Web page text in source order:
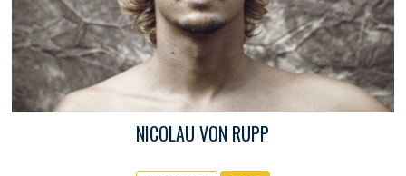
NICOLAU VON RUPP